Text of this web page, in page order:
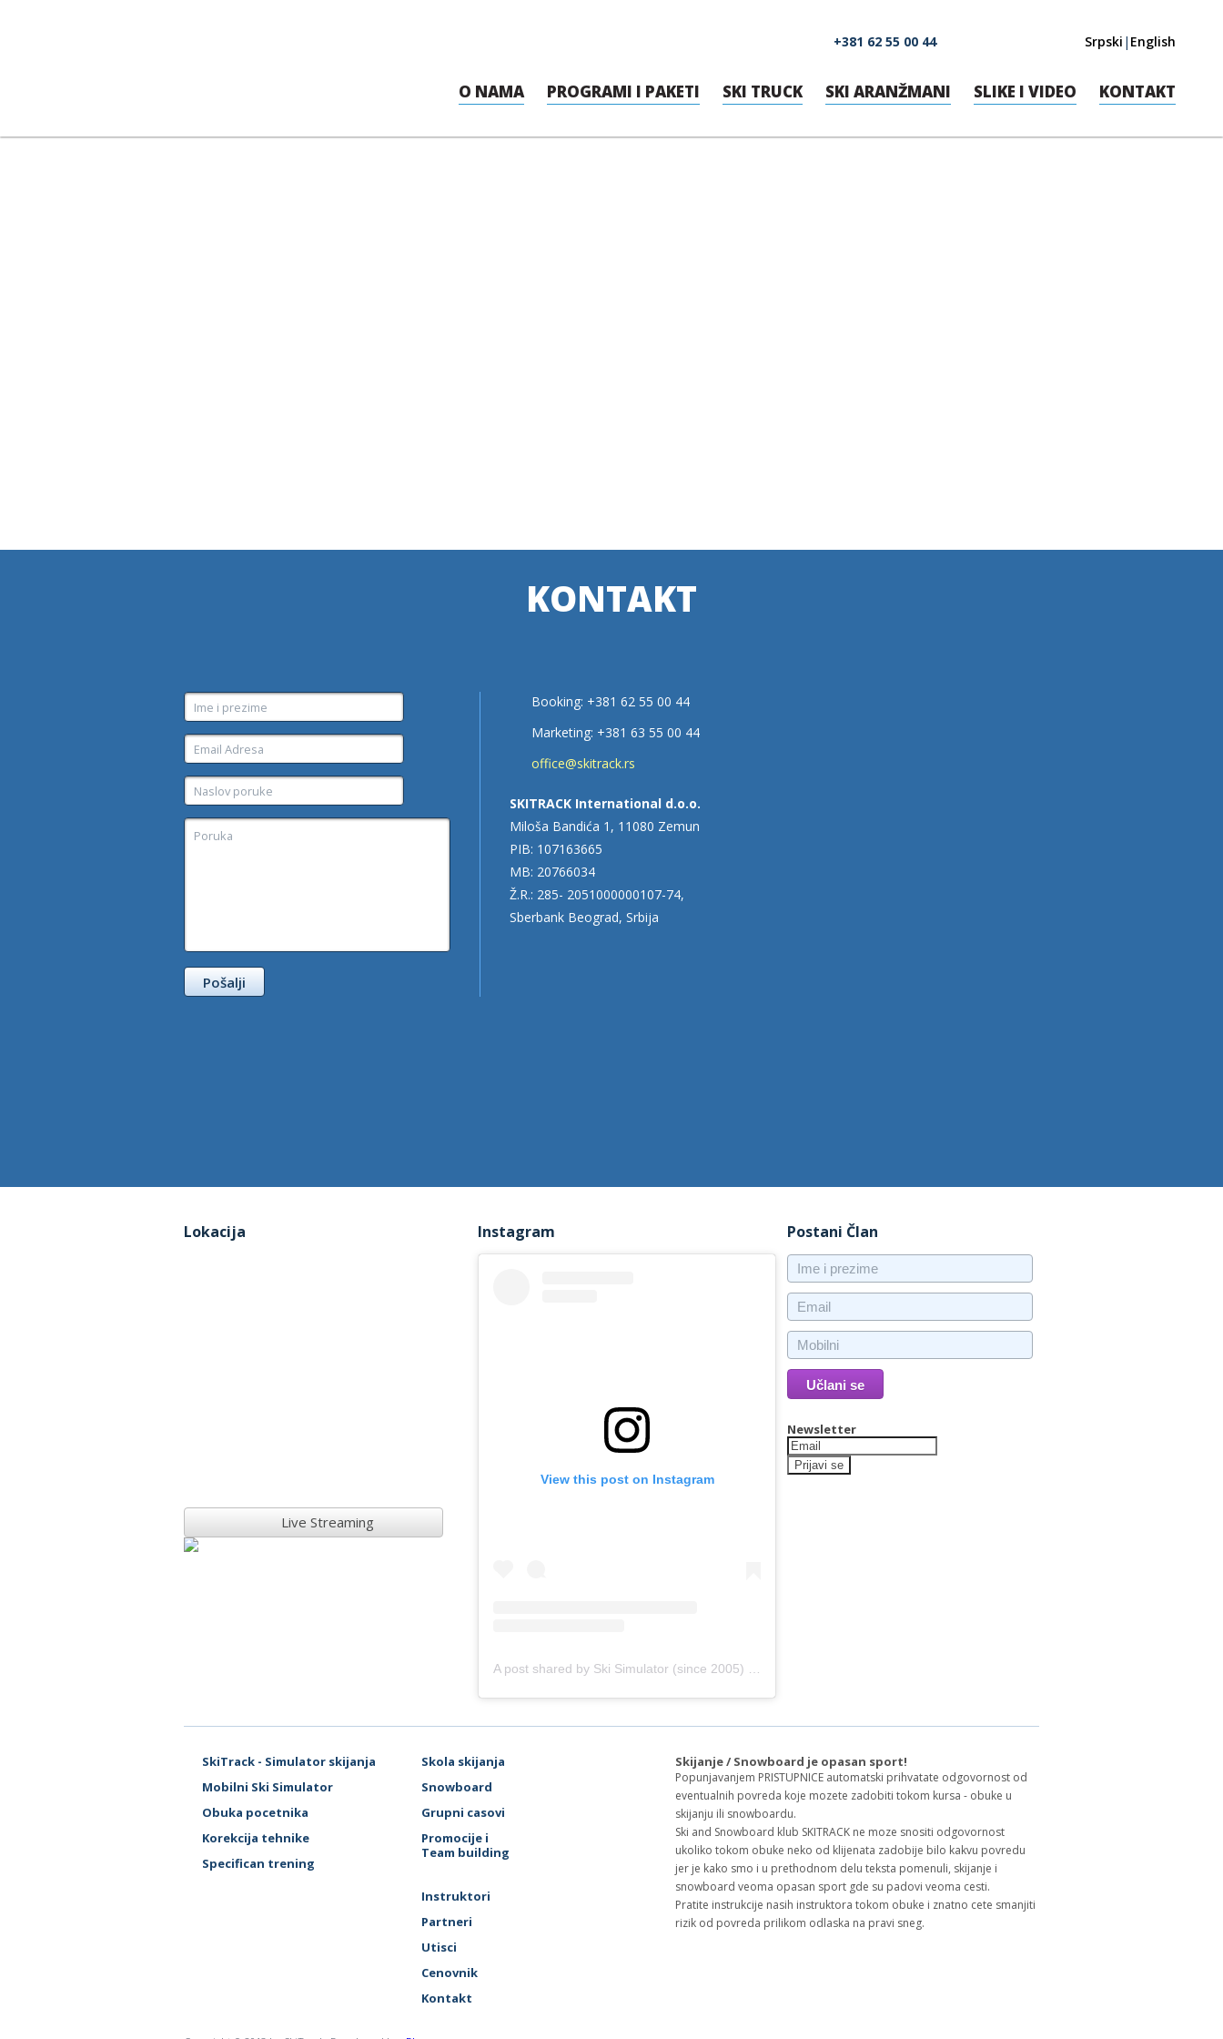
+381 62 55 00 44 Srpski | English
O NAMA PROGRAMI I PAKETI SKI TRUCK SKI ARANŽMANI SLIKE I VIDEO KONTAKT
KONTAKT
Booking: +381 62 55 00 44
Marketing: +381 63 55 00 44
office@skitrack.rs
SKITRACK International d.o.o.
Miloša Bandića 1, 11080 Zemun
PIB: 107163665
MB: 20766034
Ž.R.: 285- 2051000000107-74,
Sberbank Beograd, Srbija
Lokacija
Live Streaming
Instagram
View this post on Instagram
Postani Član
Newsletter
SkiTrack - Simulator skijanja
Mobilni Ski Simulator
Obuka pocetnika
Korekcija tehnike
Specifican trening
Skola skijanja
Snowboard
Grupni casovi
Promocije i
Team building
Instruktori
Partneri
Utisci
Cenovnik
Kontakt
Skijanje / Snowboard je opasan sport!
Popunjavanjem PRISTUPNICE automatski prihvatate odgovornost od
eventualnih povreda koje mozete zadobiti tokom kursa - obuke u
skijanju ili snowboardu.
Ski and Snowboard klub SKITRACK ne moze snositi odgovornost
ukoliko tokom obuke neko od klijenata zadobije bilo kakvu povredu
jer je kako smo i u prethodnom delu teksta pomenuli, skijanje i
snowboard veoma opasan sport gde su padovi veoma cesti.
Pratite instrukcije nasih instruktora tokom obuke i znatno cete smanjiti
rizik od povreda prilikom odlaska na pravi sneg.